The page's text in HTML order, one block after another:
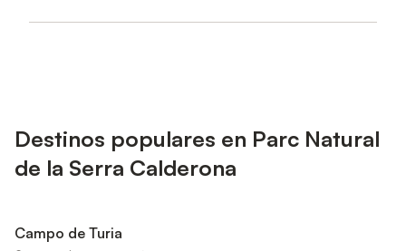
Destinos populares en Parc Natural
de la Serra Calderona
Campo de Turia